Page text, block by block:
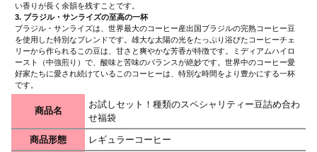
い香りが長く余韻を残すことです。
3. ブラジル・サンライズの至高の一杯
ブラジル・サンライズは、世界最大のコーヒー産出国ブラジルの完熟コーヒー豆
を使用した特別なブレンドです。雄大な太陽の光をたっぷり浴びたコーヒーチェ
リーから作られるこの豆は、甘さと爽やかな芳香が特徴です。ミディアムハイロ
ースト（中強煎り）で、酸味と苦味のバランスが絶妙です。世界中のコーヒー愛
好家たちに愛され続けているこのコーヒーは、特別な時間をより豊かにする一杯
です。
商品名
お試しセット！種類のスペシャリティー豆詰め合わ
せ福袋
商品形態 レギュラーコーヒー